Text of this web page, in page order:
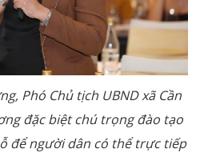
Phó Chủ tịch UBND xã Cần
đặc biệt chú trọng đào tạo
để người dân có thể trực tiếp